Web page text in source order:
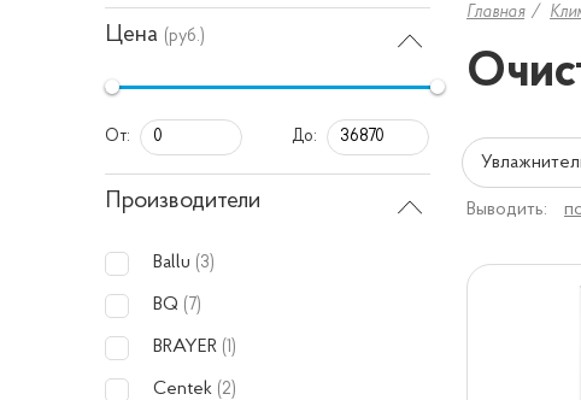
Цена (руб.)
От: До:
Производители
Ballu (3)
BQ (7)
BRAYER (1)
Centek (2)
Главная
Выводить: